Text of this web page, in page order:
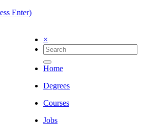
Enter)
×
Home
Degrees
Courses
Jobs